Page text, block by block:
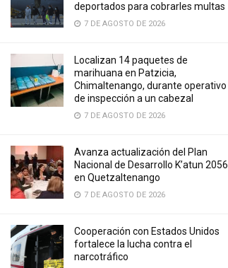
deportados para cobrarles multas
7 DE AGOSTO DE 2026
Localizan 14 paquetes de
marihuana en Patzicia,
Chimaltenango, durante operativo
de inspección a un cabezal
7 DE AGOSTO DE 2026
Avanza actualización del Plan
Nacional de Desarrollo K’atun 2056
en Quetzaltenango
7 DE AGOSTO DE 2026
Cooperación con Estados Unidos
fortalece la lucha contra el
narcotráfico